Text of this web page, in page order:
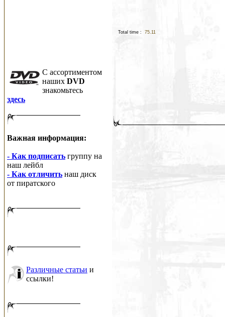
C ассортиментом
наших DVD
знакомьтесь
здесь
Важная информация:
- Как подписать группу на
наш лейбл
- Как отличить наш диск
от пиратского
Различные статьи и
ссылки!
Total time : 75.11